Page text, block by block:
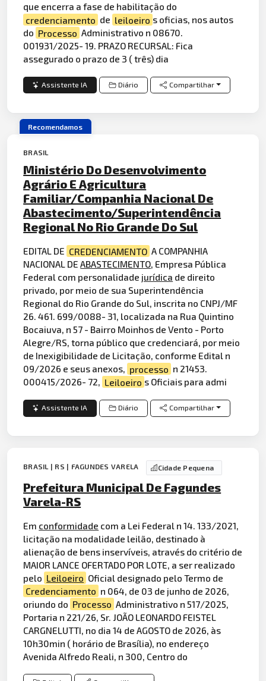
que encerra a fase de habilitação do
credenciamento de leiloeiro s oficias, nos autos
do Processo Administrativo n 08670.
001931/2025- 19. PRAZO RECURSAL: Fica
assegurado o prazo de 3 ( três) dia
Assistente IA Diário Compartilhar
Recomendamos
BRASIL
Ministério Do Desenvolvimento
Agrário E Agricultura
Familiar/Companhia Nacional De
Abastecimento/Superintendência
Regional No Rio Grande Do Sul
EDITAL DE CREDENCIAMENTO A COMPANHIA
NACIONAL DEABASTECIMENTO, Empresa Pública
Federal com personalidade jurídica de direito
privado, por meio de sua Superintendência
Regional do Rio Grande do Sul, inscrita no CNPJ/MF
26. 461. 699/0088- 31, localizada na Rua Quintino
Bocaiuva, n 57 - Bairro Moinhos de Vento - Porto
Alegre/RS, torna público que credenciará, por meio
de Inexigibilidade de Licitação, conforme Edital n
09/2026 e seus anexos, processo n 21453.
000415/2026- 72, Leiloeiro s Oficiais para admi
Assistente IA Diário Compartilhar
BRASIL | RS | FAGUNDES VARELA Cidade Pequena
Prefeitura Municipal De Fagundes
Varela-RS
Em conformidade com a Lei Federal n 14. 133/2021,
licitação na modalidade leilão, destinado à
alienação de bens inservíveis, através do critério de
MAIOR LANCE OFERTADO POR LOTE, a ser realizado
pelo Leiloeiro Oficial designado pelo Termo de
Credenciamento n 064, de 03 de junho de 2026,
oriundo do Processo Administrativo n 517/2025,
Portaria n 221/26, Sr. JOÃO LEONARDO FEISTEL
CARGNELUTTI, no dia 14 de AGOSTO de 2026, às
10h30min ( horário de Brasília), no endereço
Avenida Alfredo Reali, n 300, Centro do